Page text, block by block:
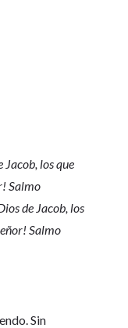
Jacob, los que
Salmo
de Jacob, los
Salmo
Sin